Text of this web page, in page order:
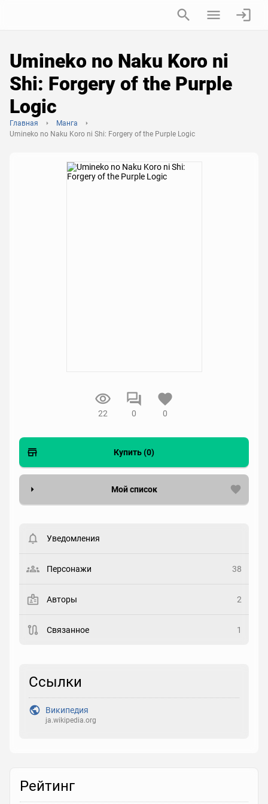
Umineko no Naku Koro ni
Shi: Forgery of the Purple
Logic
Главная
Манга
Umineko no Naku Koro ni Shi: Forgery of the Purple Logic
22 0 0
Купить (0)
Мой список
Статус
Рейтинг
Выберите реакцию
Уведомления
Персонажи 38
Авторы 2
Связанное 1
Ссылки
Википедия
ja.wikipedia.org
Рейтинг